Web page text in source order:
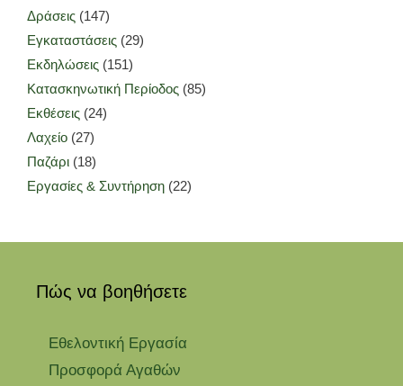
Δράσεις (147)
Εγκαταστάσεις (29)
Εκδηλώσεις (151)
Κατασκηνωτική Περίοδος (85)
Εκθέσεις (24)
Λαχείο (27)
Παζάρι (18)
Εργασίες & Συντήρηση (22)
Πώς να βοηθήσετε
Εθελοντική Εργασία
Προσφορά Αγαθών